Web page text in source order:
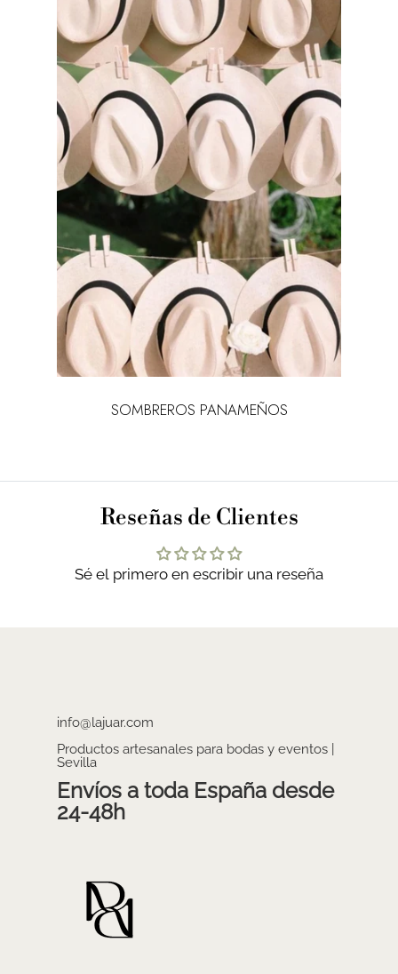
SOMBREROS PANAMEÑOS
Reseñas de Clientes
Sé el primero en escribir una reseña
info@lajuar.com
Productos artesanales para bodas y eventos |
Sevilla
Envíos a toda España desde
24-48h